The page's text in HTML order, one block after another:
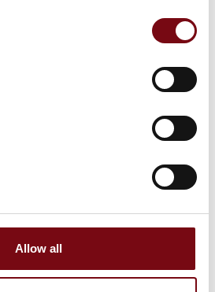
Allow all
Elspec PureBB.
førende producenter af